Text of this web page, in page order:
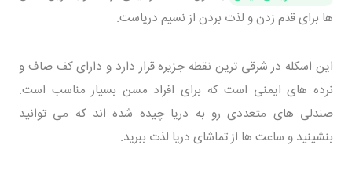
ها برای قدم زدن و لذت بردن از نسیم دریاست.
این اسکله در شرقی ترین نقطه جزیره قرار دارد و دارای کف صاف و
نرده های ایمنی است که برای افراد مسن بسیار مناسب است.
صندلی های متعددی رو به دریا چیده شده اند که می توانید
بنشینید و ساعت ها از تماشای دریا لذت ببرید.